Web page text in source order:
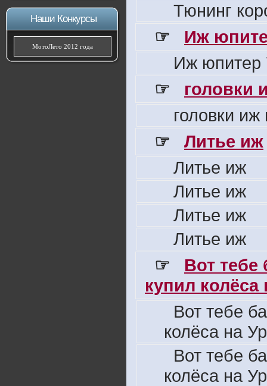
Наши Конкурсы
МотоЛето 2012 года
Тюнинг
☞
Иж
Иж юпитер
☞
головки
головки
☞
Литье иж
Литье иж
Литье иж
Литье иж
Литье иж
☞
Вот
купил колёса
Вот тебе
колёса на
Вот тебе
колёса на